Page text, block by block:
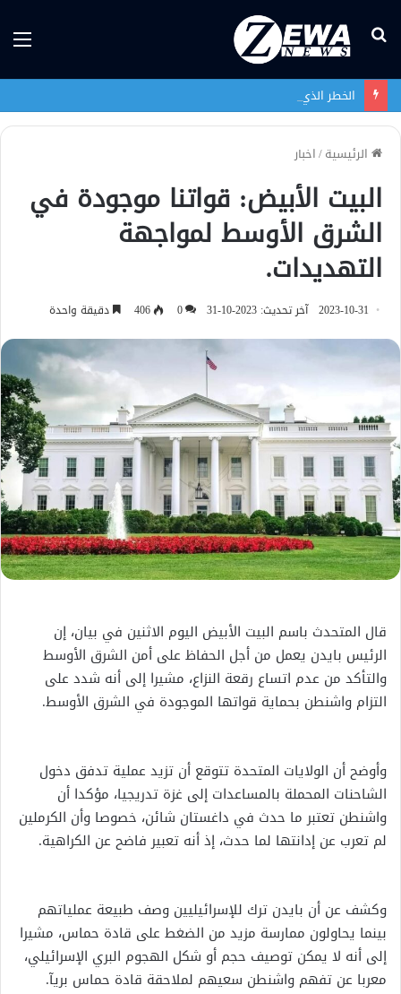
بحث
الخطر الذي يهدد وجود الشعب الإيزيدي لم ينتهِ بعد
الرئيسية/اخبار
البيت الأبيض: قواتنا موجودة في
الشرق الأوسط لمواجهة
التهديدات.
2023-10-31 آخر تحديث: 2023-10-31 0
406 دقيقة واحدة
قال المتحدث باسم البيت الأبيض اليوم الاثنين في بيان، إن
الرئيس بايدن يعمل من أجل الحفاظ على أمن الشرق الأوسط
والتأكد من عدم اتساع رقعة النزاع، مشيرا إلى أنه شدد على
التزام واشنطن بحماية قواتها الموجودة في الشرق الأوسط.
وأوضح أن الولايات المتحدة تتوقع أن تزيد عملية تدفق دخول
الشاحنات المحملة بالمساعدات إلى غزة تدريجيا، مؤكدا أن
واشنطن تعتبر ما حدث في داغستان شائن، خصوصا وأن الكرملين
لم تعرب عن إدانتها لما حدث، إذ أنه تعبير فاضح عن الكراهية.
وكشف عن أن بايدن ترك للإسرائيليين وصف طبيعة عملياتهم
بينما يحاولون ممارسة مزيد من الضغط على قادة حماس، مشيرا
إلى أنه لا يمكن توصيف حجم أو شكل الهجوم البري الإسرائيلي،
معربا عن تفهم واشنطن سعيهم لملاحقة قادة حماس بريآ.